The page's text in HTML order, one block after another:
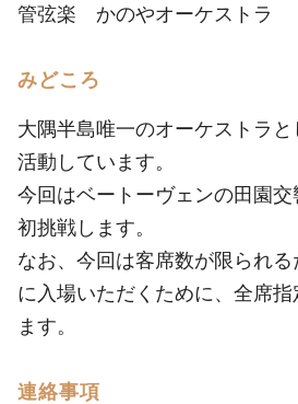
管弦楽 かのやオーケストラ
みどころ
大隅半島唯一のオーケストラ
活動しています。
今回はベートーヴェンの田園
初挑戦します。
なお、今回は客席数が限られ
に入場いただくために、全席
ます。
連絡事項